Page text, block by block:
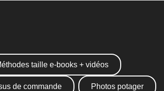
taille e-books + vidéos
de commande Photos potager